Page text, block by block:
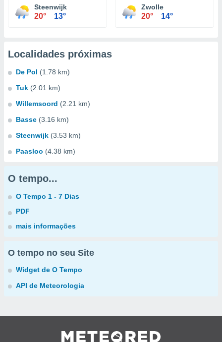
Steenwijk
20° 13°
Zwolle
20° 14°
Localidades próximas
De Pol (1.78 km)
Tuk (2.01 km)
Willemsoord (2.21 km)
Basse (3.16 km)
Steenwijk (3.53 km)
Paasloo (4.38 km)
O tempo...
O Tempo 1 - 7 Dias
PDF
mais informações
O tempo no seu Site
Widget de O Tempo
API de Meteorologia